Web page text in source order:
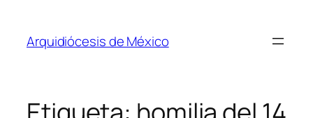
contenido
Arquidiócesis de México